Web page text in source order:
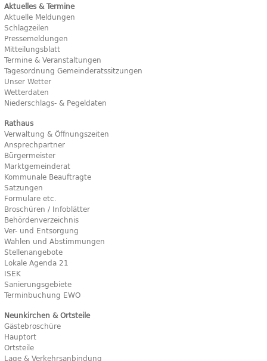
Aktuelles & Termine
Aktuelle Meldungen
Schlagzeilen
Pressemeldungen
Mitteilungsblatt
Termine & Veranstaltungen
Tagesordnung Gemeinderatssitzungen
Unser Wetter
Wetterdaten
Niederschlags- & Pegeldaten
Rathaus
Verwaltung & Öffnungszeiten
Ansprechpartner
Bürgermeister
Marktgemeinderat
Kommunale Beauftragte
Satzungen
Formulare etc.
Broschüren / Infoblätter
Behördenverzeichnis
Ver- und Entsorgung
Wahlen und Abstimmungen
Stellenangebote
Lokale Agenda 21
ISEK
Sanierungsgebiete
Terminbuchung EWO
Neunkirchen & Ortsteile
Gästebroschüre
Hauptort
Ortsteile
Lage & Verkehrsanbindung